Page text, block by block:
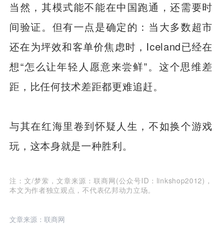
当然，其模式能不能在中国跑通，还需要时
间验证。但有一点是确定的：当大多数超市
还在为坪效和客单价焦虑时，Iceland已经在
想“怎么让年轻人愿意来尝鲜”。这个思维差
距，比任何技术差距都更难追赶。
与其在红海里卷到怀疑人生，不如换个游戏
玩，这本身就是一种胜利。
注：文/梦萦，文章来源：联商网(公众号ID：linkshop2012)，
本文为作者独立观点，不代表亿邦动力立场。
文章来源：联商网